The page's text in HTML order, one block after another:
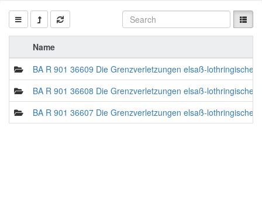
Name
BA R 901 36609 Die Grenzverletzungen elsaß-lothringische
BA R 901 36608 Die Grenzverletzungen elsaß-lothringische
BA R 901 36607 Die Grenzverletzungen elsaß-lothringische